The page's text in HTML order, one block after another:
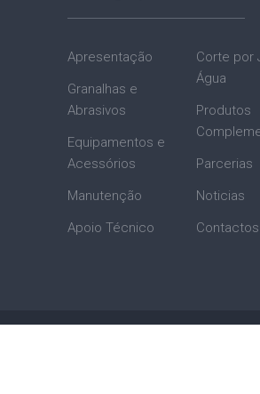
Apresentação
Granalhas e
Abrasivos
Equipamentos e
Acessórios
Manutenção
Apoio Técnico
Corte por
Água
Produtos
Parcerias
Noticias
Contactos